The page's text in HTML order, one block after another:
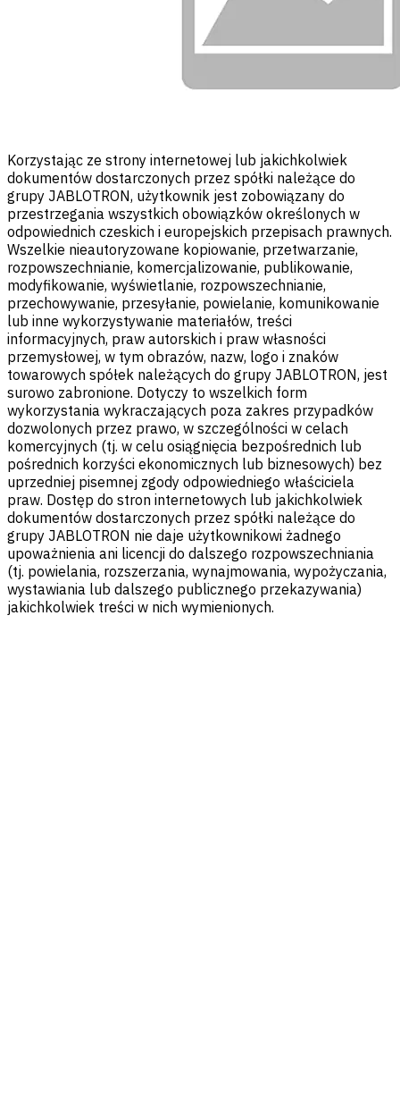
Korzystając ze strony internetowej lub jakichkolwiek
dokumentów dostarczonych przez spółki należące do
grupy JABLOTRON, użytkownik jest zobowiązany do
przestrzegania wszystkich obowiązków określonych w
odpowiednich czeskich i europejskich przepisach prawnych.
Wszelkie nieautoryzowane kopiowanie, przetwarzanie,
rozpowszechnianie, komercjalizowanie, publikowanie,
modyfikowanie, wyświetlanie, rozpowszechnianie,
przechowywanie, przesyłanie, powielanie, komunikowanie
lub inne wykorzystywanie materiałów, treści
informacyjnych, praw autorskich i praw własności
przemysłowej, w tym obrazów, nazw, logo i znaków
towarowych spółek należących do grupy JABLOTRON, jest
surowo zabronione. Dotyczy to wszelkich form
wykorzystania wykraczających poza zakres przypadków
dozwolonych przez prawo, w szczególności w celach
komercyjnych (tj. w celu osiągnięcia bezpośrednich lub
pośrednich korzyści ekonomicznych lub biznesowych) bez
uprzedniej pisemnej zgody odpowiedniego właściciela
praw. Dostęp do stron internetowych lub jakichkolwiek
dokumentów dostarczonych przez spółki należące do
grupy JABLOTRON nie daje użytkownikowi żadnego
upoważnienia ani licencji do dalszego rozpowszechniania
(tj. powielania, rozszerzania, wynajmowania, wypożyczania,
wystawiania lub dalszego publicznego przekazywania)
jakichkolwiek treści w nich wymienionych.